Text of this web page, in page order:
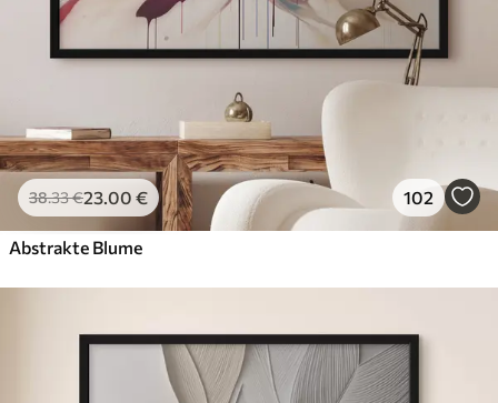
38.33€23.00 € 102
Abstrakte Blume